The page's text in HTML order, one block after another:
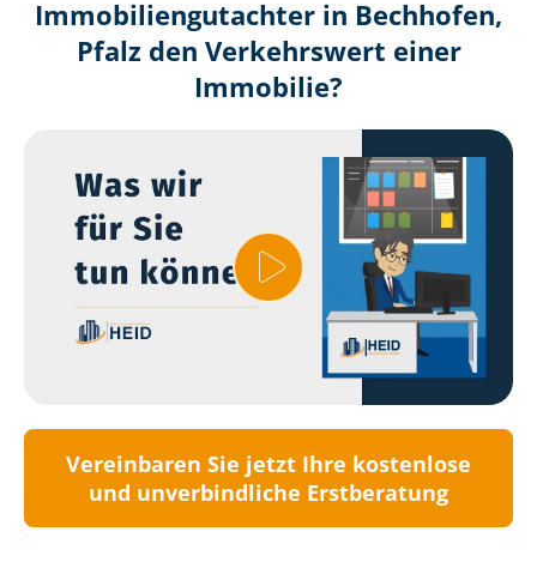
Immobilien­gutachter in Bechhofen,
Pfalz den Verkehrswert einer
Immobilie?
Vereinbaren Sie jetzt Ihre kostenlose
und unverbindliche Erstberatung